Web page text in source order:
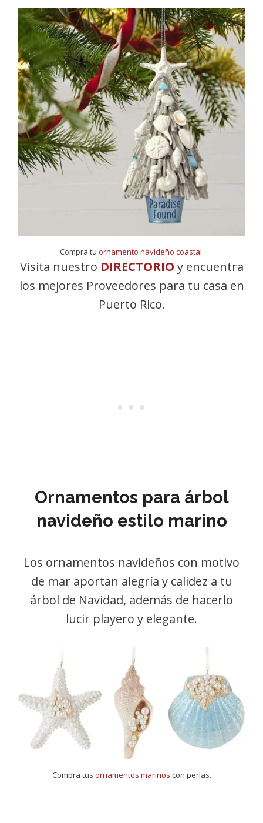
Compra tu ornamento navideño coastal.
Visita nuestro DIRECTORIO y encuentra
los mejores Proveedores para tu casa en
Puerto Rico.
Ornamentos para árbol
navideño estilo marino
Los ornamentos navideños con motivo
de mar aportan alegría y calidez a tu
árbol de Navidad, además de hacerlo
lucir playero y elegante.
Compra tus ornamentos marinos con perlas.